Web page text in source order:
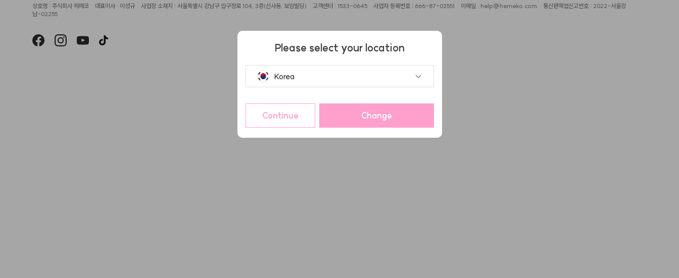
상호명 : 주식회사 헤메코 대표이사 : 이성규 사업장 소재지 : 서울특별시 강남구 압구정로 104, 3층(신사동, 보암빌딩) 고객센터 : 1533-0645 사업자 등록번호 : 666-87-02551 이메일 : help@hemeko.com
통신판매업신고번호 : 2022-서울강
남-02255
Please select your location
Korea
Continue Change